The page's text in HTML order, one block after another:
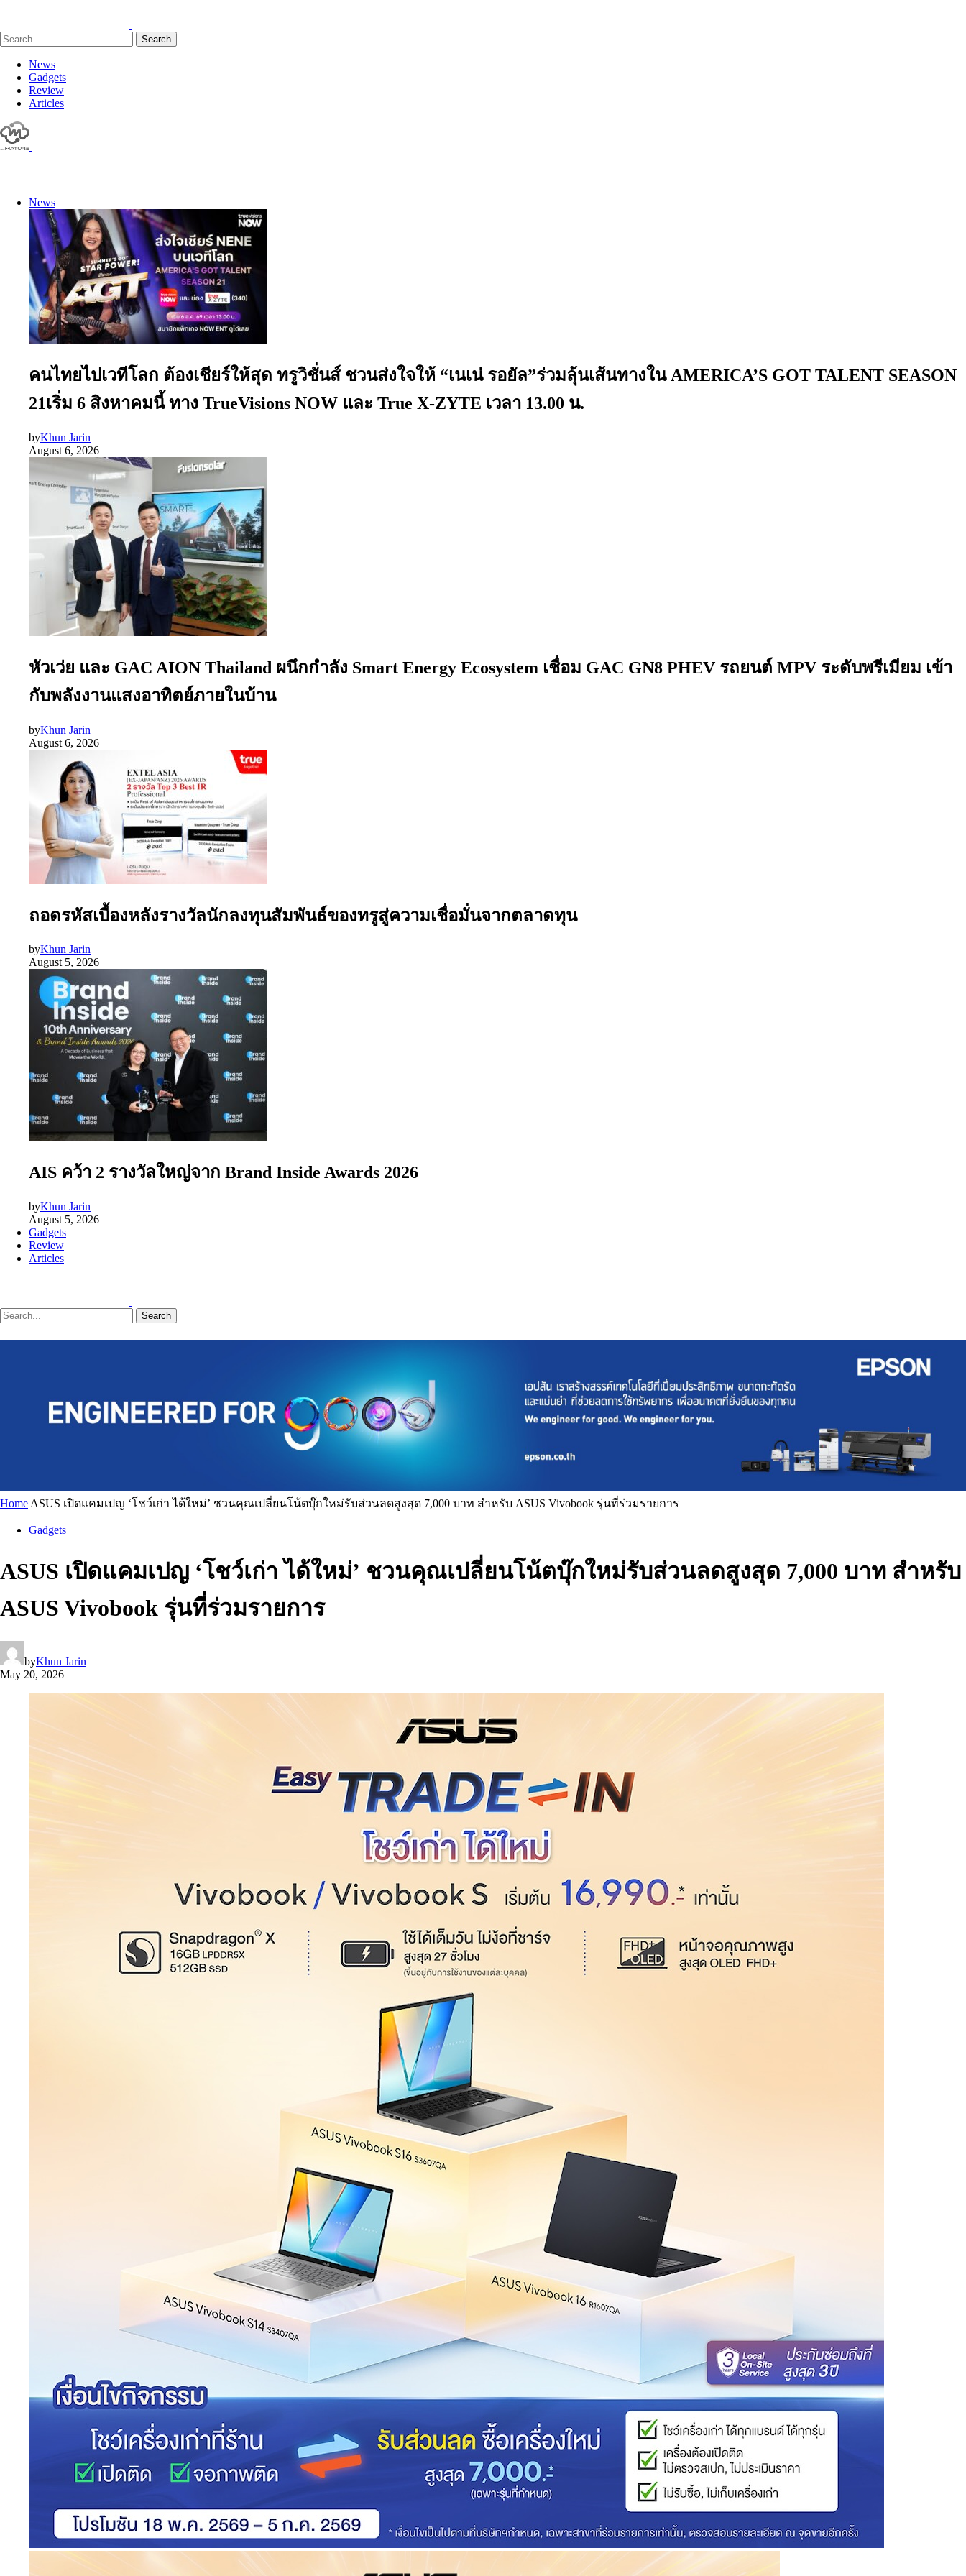
Search
News
Gadgets
Review
Articles
News
คนไทยไปเวทีโลก ต้องเชียร์ให้สุด ทรูวิชั่นส์ ชวนส่งใจให้ “เนเน่ รอยัล”ร่วมลุ้นเส้นทางใน AMERICA’S GOT TALENT SEASON
21เริ่ม 6 สิงหาคมนี้ ทาง TrueVisions NOW และ True X-ZYTE เวลา 13.00 น.
byKhun Jarin
August 6, 2026
หัวเว่ย และ GAC AION Thailand ผนึกกำลัง Smart Energy Ecosystem เชื่อม GAC GN8 PHEV รถยนต์ MPV ระดับพรีเมียม เข้า
กับพลังงานแสงอาทิตย์ภายในบ้าน
byKhun Jarin
August 6, 2026
ถอดรหัสเบื้องหลังรางวัลนักลงทุนสัมพันธ์ของทรูสู่ความเชื่อมั่นจากตลาดทุน
byKhun Jarin
August 5, 2026
AIS คว้า 2 รางวัลใหญ่จาก Brand Inside Awards 2026
byKhun Jarin
August 5, 2026
Gadgets
Review
Articles
Search
Home ASUS เปิดแคมเปญ ‘โชว์เก่า ได้ใหม่’ ชวนคุณเปลี่ยนโน้ตบุ๊กใหม่รับส่วนลดสูงสุด 7,000 บาท สำหรับ ASUS Vivobook รุ่นที่ร่วมรายการ
Gadgets
ASUS เปิดแคมเปญ ‘โชว์เก่า ได้ใหม่’ ชวนคุณเปลี่ยนโน้ตบุ๊กใหม่รับส่วนลดสูงสุด 7,000 บาท สำหรับ
ASUS Vivobook รุ่นที่ร่วมรายการ
byKhun Jarin
May 20, 2026